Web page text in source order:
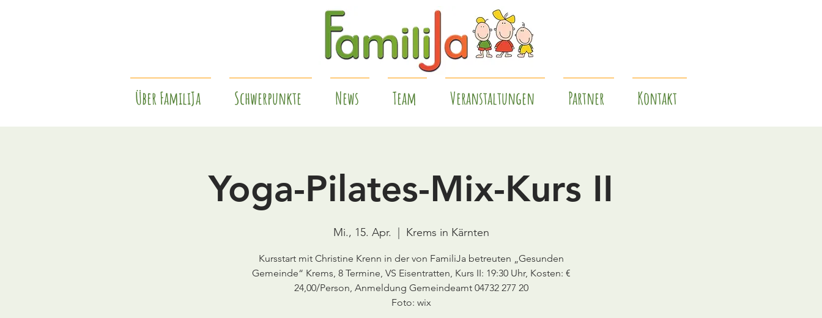
Über FamiliJa Schwerpunkte News Team Veranstaltungen Partner Kontakt
Yoga-Pilates-Mix-Kurs II
Mi., 15. Apr. Krems in Kärnten
Kursstart mit Christine Krenn in der von FamiliJa betreuten „Gesunden
Gemeinde“ Krems, 8 Termine, VS Eisentratten, Kurs II: 19:30 Uhr, Kosten: €
24,00/Person, Anmeldung Gemeindeamt 04732 277 20
Foto: wix